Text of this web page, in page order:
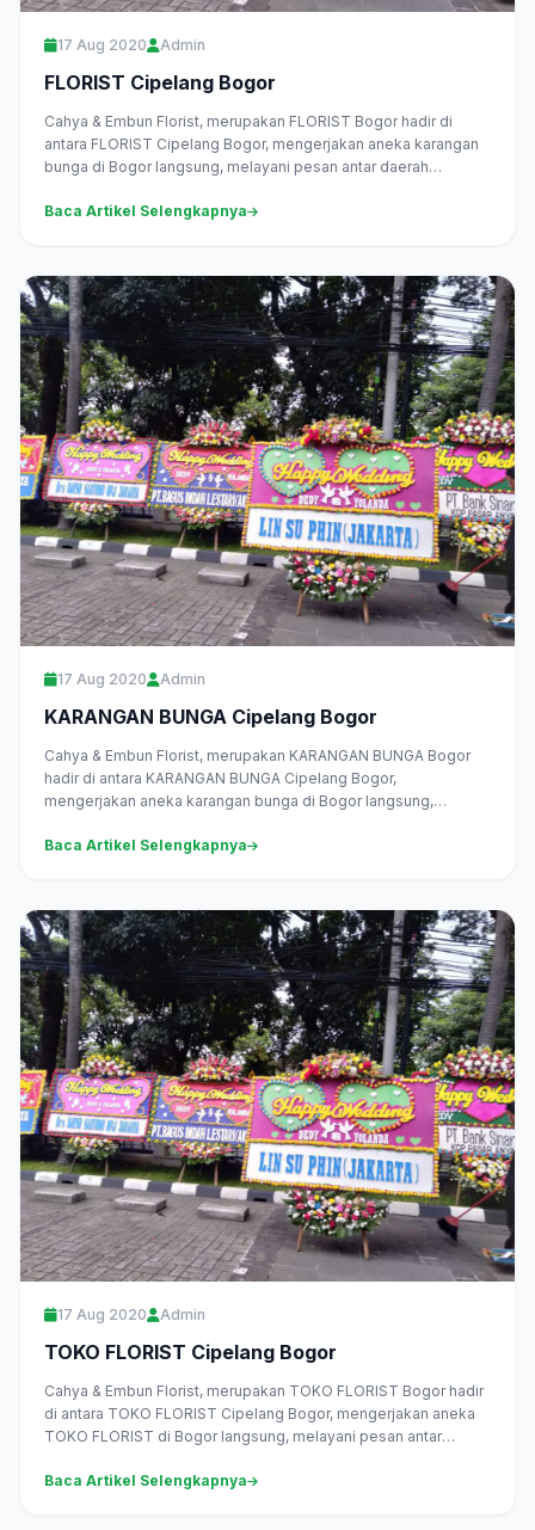
17 Aug 2020 Admin
FLORIST Cipelang Bogor
Cahya & Embun Florist, merupakan FLORIST Bogor hadir di
antara FLORIST Cipelang Bogor, mengerjakan aneka karangan
bunga di Bogor langsung, melayani pesan antar daerah
Baca Artikel Selengkapnya
17 Aug 2020 Admin
KARANGAN BUNGA Cipelang Bogor
Cahya & Embun Florist, merupakan KARANGAN BUNGA Bogor
hadir di antara KARANGAN BUNGA Cipelang Bogor,
mengerjakan aneka karangan bunga di Bogor langsung,
Baca Artikel Selengkapnya
17 Aug 2020 Admin
TOKO FLORIST Cipelang Bogor
Cahya & Embun Florist, merupakan TOKO FLORIST Bogor hadir
di antara TOKO FLORIST Cipelang Bogor, mengerjakan aneka
TOKO FLORIST di Bogor langsung, melayani pesan antar
Baca Artikel Selengkapnya